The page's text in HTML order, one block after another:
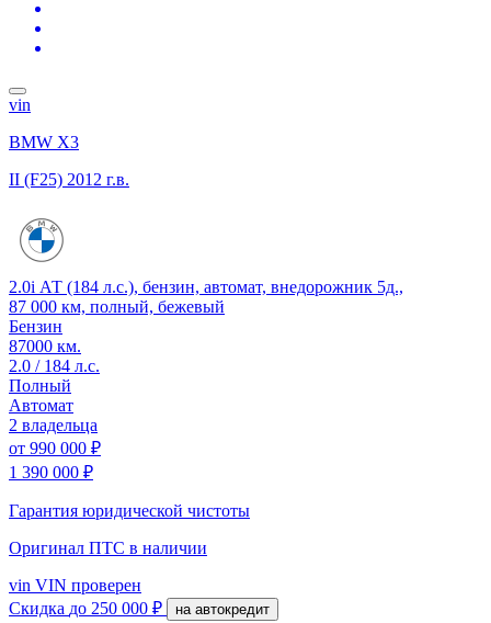
vin
BMW X3
II (F25) 2012 г.в.
2.0i АТ (184 л.с.), бензин, автомат, внедорожник 5д.,
87 000 км, полный, бежевый
Бензин
87000 км.
2.0 / 184 л.с.
Полный
Автомат
2 владельца
от 990 000 ₽
1 390 000 ₽
Гарантия юридической чистоты
Оригинал ПТС в наличии
vin VIN проверен
Скидка до 250 000 ₽ на автокредит